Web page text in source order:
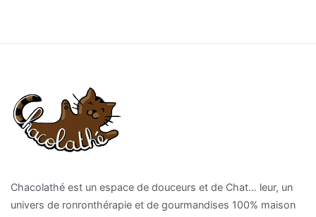
Chacolathé est un espace de douceurs et de Chat… leur, un
univers de ronronthérapie et de gourmandises 100% maison